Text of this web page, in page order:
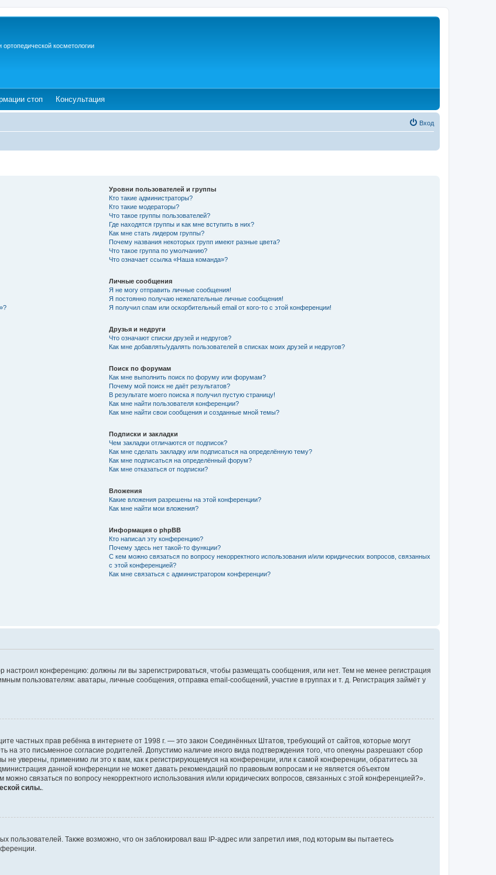
ортопедической косметологии
стоп(Opens a new tab)
Консультация(Opens a new tab)
Вход
Уровни пользователей и группы
Кто такие администраторы?
Кто такие модераторы?
Что такое группы пользователей?
Где находятся группы и как мне вступить в них?
Как мне стать лидером группы?
Почему названия некоторых групп имеют разные цвета?
Что такое группа по умолчанию?
Что означает ссылка «Наша команда»?
Личные сообщения
Я не могу отправить личные сообщения!
Я постоянно получаю нежелательные личные сообщения!
Я получил спам или оскорбительный email от кого-то с этой конференции!
Друзья и недруги
Что означают списки друзей и недругов?
Как мне добавлять/удалять пользователей в списках моих друзей и недругов?
Поиск по форумам
Как мне выполнить поиск по форуму или форумам?
Почему мой поиск не даёт результатов?
В результате моего поиска я получил пустую страницу!
Как мне найти пользователя конференции?
Как мне найти свои сообщения и созданные мной темы?
Подписки и закладки
Чем закладки отличаются от подписок?
Как мне сделать закладку или подписаться на определённую тему?
Как мне подписаться на определённый форум?
Как мне отказаться от подписки?
Вложения
Какие вложения разрешены на этой конференции?
Как мне найти мои вложения?
Информация о phpBB
Кто написал эту конференцию?
Почему здесь нет такой-то функции?
С кем можно связаться по вопросу некорректного использования и/или юридических вопросов, связанных
с этой конференцией?
Как мне связаться с администратором конференции?
настроил конференцию: должны ли вы зарегистрироваться, чтобы размещать сообщения, или нет. Тем не менее регистрация
пользователям: аватары, личные сообщения, отправка email-сообщений, участие в группах и т. д. Регистрация займёт у
частных прав ребёнка в интернете от 1998 г. — это закон Соединённых Штатов, требующий от сайтов, которые могут
это письменное согласие родителей. Допустимо наличие иного вида подтверждения того, что опекуны разрешают сбор
уверены, применимо ли это к вам, как к регистрирующемуся на конференции, или к самой конференции, обратитесь за
данной конференции не может давать рекомендаций по правовым вопросам и не является объектом
связаться по вопросу некорректного использования и/или юридических вопросов, связанных с этой конференцией?».
силы..
пользователей. Также возможно, что он заблокировал ваш IP-адрес или запретил имя, под которым вы пытаетесь